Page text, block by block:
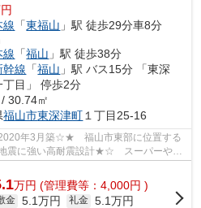
線 「東福山 」駅 徒歩29分車8分
線 「福山 」駅 徒歩38分
幹線 「福山 」駅 バス15分 「東深
丁目」 停歩2分
30.74㎡
福山市東深津町１丁目25-16
年3月築☆★ 福山市東部に位置する
震に強い高耐震設計★☆ スーパーや、
辺には100...
万円 (管理費等：4,000円 )
金 5.1万円 礼金 5.1万円